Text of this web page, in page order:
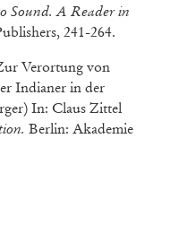
Sound. A Reader in
241-264.
Verortung von
Indianer in der
In: Claus Zittel
Berlin: Akademie